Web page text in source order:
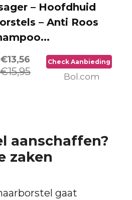
– Hoofdhuid
– Anti Roos
€13,56
€15,95
Check Aanbieding
Bol.com
aanschaffen?
zaken
gaat